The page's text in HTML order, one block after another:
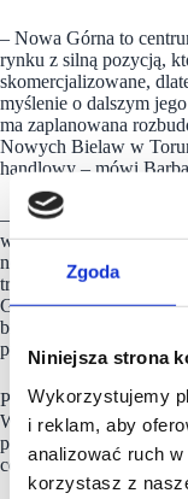
Zgoda
Niniejsza strona
Wykorzystujemy
i reklam, aby
analizować ruch
korzystasz z
– Nowa Górna to
rynku z silną pozycją,
skomercjalizowane,
myślenie o dalszym
ma zaplanowana
Nowych Bielaw w
handlowy – mówi
– Realizacji retail parku
wszystkim rośnie
nowe inwestycje
trend lokalności. Do
Górną, dostrzegając w
biznesowego. Nowa
przestrzeń do rozwoju
Póki co inwestor nie
Wiadomo jedynie, że
powierzchni i
centrum handlowego